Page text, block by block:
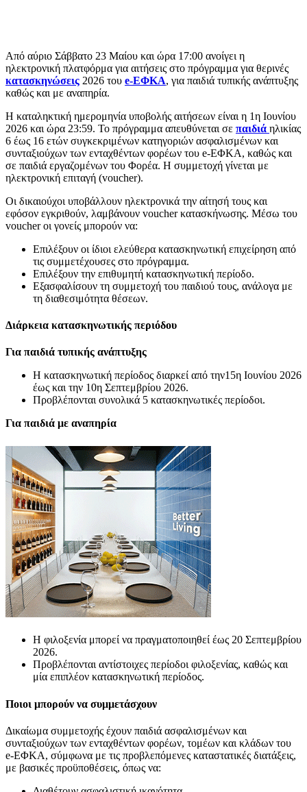
Από αύριο Σάββατο 23 Μαίου και ώρα 17:00 ανοίγει η
ηλεκτρονική πλατφόρμα για αιτήσεις στο πρόγραμμα για θερινές
κατασκηνώσεις 2026 του e-ΕΦΚΑ, για παιδιά τυπικής ανάπτυξης
καθώς και με αναπηρία.
Η καταληκτική ημερομηνία υποβολής αιτήσεων είναι η 1η Ιουνίου
2026 και ώρα 23:59. Το πρόγραμμα απευθύνεται σε παιδιά ηλικίας
6 έως 16 ετών συγκεκριμένων κατηγοριών ασφαλισμένων και
συνταξιούχων των ενταχθέντων φορέων του e-ΕΦΚΑ, καθώς και
σε παιδιά εργαζομένων του Φορέα. Η συμμετοχή γίνεται με
ηλεκτρονική επιταγή (voucher).
Οι δικαιούχοι υποβάλλουν ηλεκτρονικά την αίτησή τους και
εφόσον εγκριθούν, λαμβάνουν voucher κατασκήνωσης. Μέσω του
voucher οι γονείς μπορούν να:
Επιλέξουν οι ίδιοι ελεύθερα κατασκηνωτική επιχείρηση από
τις συμμετέχουσες στο πρόγραμμα.
Επιλέξουν την επιθυμητή κατασκηνωτική περίοδο.
Εξασφαλίσουν τη συμμετοχή του παιδιού τους, ανάλογα με
τη διαθεσιμότητα θέσεων.
Διάρκεια κατασκηνωτικής περιόδου
Για παιδιά τυπικής ανάπτυξης
Η κατασκηνωτική περίοδος διαρκεί από την15η Ιουνίου 2026
έως και την 10η Σεπτεμβρίου 2026.
Προβλέπονται συνολικά 5 κατασκηνωτικές περίοδοι.
Για παιδιά με αναπηρία
Η φιλοξενία μπορεί να πραγματοποιηθεί έως 20 Σεπτεμβρίου
2026.
Προβλέπονται αντίστοιχες περίοδοι φιλοξενίας, καθώς και
μία επιπλέον κατασκηνωτική περίοδος.
Ποιοι μπορούν να συμμετάσχουν
Δικαίωμα συμμετοχής έχουν παιδιά ασφαλισμένων και
συνταξιούχων των ενταχθέντων φορέων, τομέων και κλάδων του
e-ΕΦΚΑ, σύμφωνα με τις προβλεπόμενες καταστατικές διατάξεις,
με βασικές προϋποθέσεις, όπως να: